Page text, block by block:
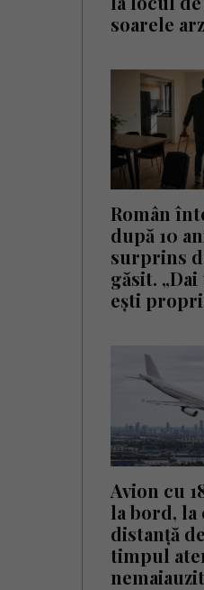
soarele
Român
după 10
surprins
găsit.
ești
Avion cu
la bord, la
distanță
timpul